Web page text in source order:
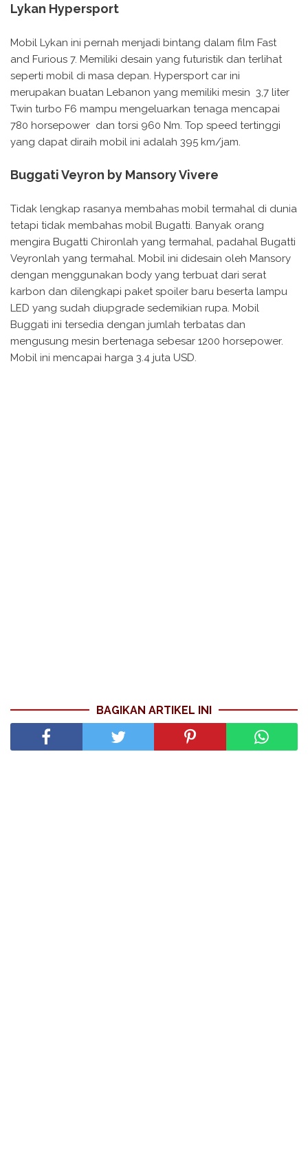
Lykan Hypersport
Mobil Lykan ini pernah menjadi bintang dalam film Fast
and Furious 7. Memiliki desain yang futuristik dan terlihat
seperti mobil di masa depan. Hypersport car ini
merupakan buatan Lebanon yang memiliki mesin 3,7 liter
Twin turbo F6 mampu mengeluarkan tenaga mencapai
780 horsepower dan torsi 960 Nm. Top speed tertinggi
yang dapat diraih mobil ini adalah 395 km/jam.
Buggati Veyron by Mansory Vivere
Tidak lengkap rasanya membahas mobil termahal di dunia
tetapi tidak membahas mobil Bugatti. Banyak orang
mengira Bugatti Chironlah yang termahal, padahal Bugatti
Veyronlah yang termahal. Mobil ini didesain oleh Mansory
dengan menggunakan body yang terbuat dari serat
karbon dan dilengkapi paket spoiler baru beserta lampu
LED yang sudah diupgrade sedemikian rupa. Mobil
Buggati ini tersedia dengan jumlah terbatas dan
mengusung mesin bertenaga sebesar 1200 horsepower.
Mobil ini mencapai harga 3.4 juta USD.
BAGIKAN ARTIKEL INI